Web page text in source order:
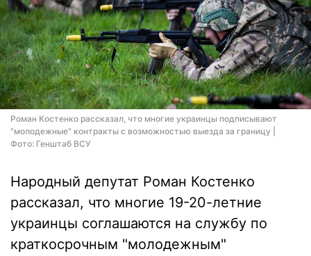
Роман Костенко рассказал, что многие украинцы подписывают
"молодежные" контракты с возможностью выезда за границу |
Фото: Генштаб ВСУ
Народный депутат Роман Костенко
рассказал, что многие 19-20-летние
украинцы соглашаются на службу по
краткосрочным "молодежным"